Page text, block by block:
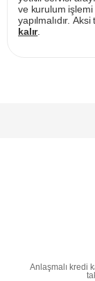
ve kurulum işlemi
yapılmalıdır.
kalır.
Anlaşmalı kredi